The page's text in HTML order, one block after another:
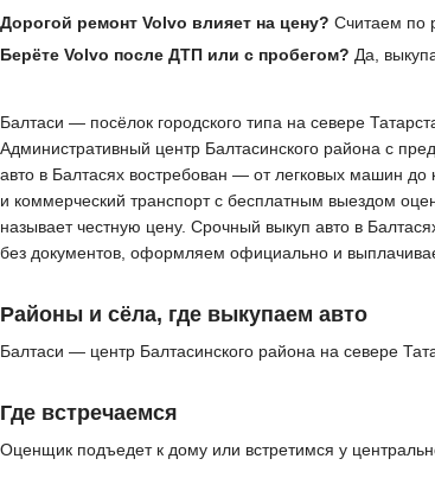
Дорогой ремонт Volvo влияет на цену? Считаем по
Берёте Volvo после ДТП или с пробегом? Да,
Балтаси — посёлок городского типа на севере
Административный центр Балтасинского района с
авто в Балтасях востребован — от легковых машин до
и коммерческий транспорт с бесплатным выездом
называет честную цену. Срочный выкуп авто в
без документов, оформляем официально и
Районы и сёла, где выкупаем авто
Балтаси — центр Балтасинского района на севере
Где встречаемся
Оценщик подъедет к дому или встретимся у